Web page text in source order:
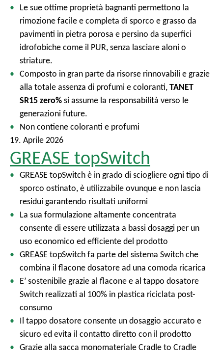
Le sue ottime proprietà bagnanti permettono la
rimozione facile e completa di sporco e grasso da
pavimenti in pietra porosa e persino da superfici
idrofobiche come il PUR, senza lasciare aloni o
striature.
Composto in gran parte da risorse rinnovabili e grazie
alla totale assenza di profumi e coloranti,TANET
SR15 zero%si assume la responsabilità verso le
generazioni future.
Non contiene coloranti e profumi
19. Aprile 2026
GREASE topSwitch
GREASE topSwitch è in grado di sciogliere ogni tipo di
sporco ostinato, è utilizzabile ovunque e non lascia
residui garantendo risultati uniformi
La sua formulazione altamente concentrata
consente di essere utilizzata a bassi dosaggi per un
uso economico ed efficiente del prodotto
GREASE topSwitch fa parte del sistema Switch che
combina il flacone dosatore ad una comoda ricarica
E’ sostenibile grazie al flacone e al tappo dosatore
Switch realizzati al 100% in plastica riciclata post-
consumo
Il tappo dosatore consente un dosaggio accurato e
sicuro ed evita il contatto diretto con il prodotto
Grazie alla sacca monomateriale Cradle to Cradle